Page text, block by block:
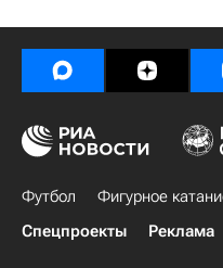
Футбол Фигурное
Спецпроекты
Реклама